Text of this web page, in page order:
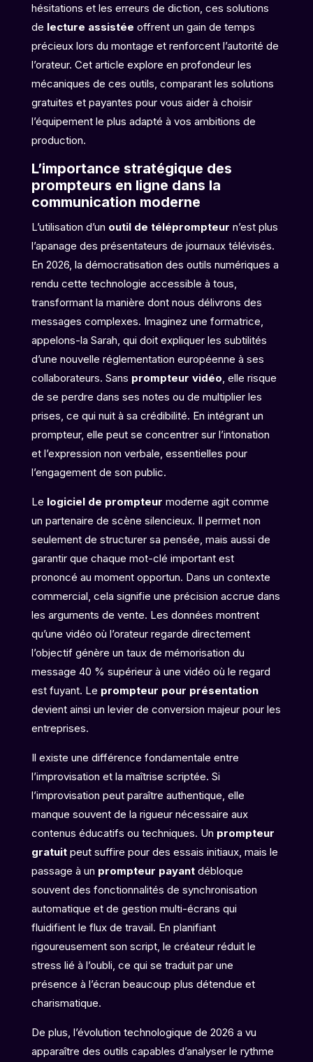
hésitations et les erreurs de diction, ces solutions
de lecture assistée offrent un gain de temps
précieux lors du montage et renforcent l’autorité de
l’orateur. Cet article explore en profondeur les
mécaniques de ces outils, comparant les solutions
gratuites et payantes pour vous aider à choisir
l’équipement le plus adapté à vos ambitions de
production.
L’importance stratégique des
prompteurs en ligne dans la
communication moderne
L’utilisation d’un outil de téléprompteur n’est plus
l’apanage des présentateurs de journaux télévisés.
En 2026, la démocratisation des outils numériques a
rendu cette technologie accessible à tous,
transformant la manière dont nous délivrons des
messages complexes. Imaginez une formatrice,
appelons-la Sarah, qui doit expliquer les subtilités
d’une nouvelle réglementation européenne à ses
collaborateurs. Sans prompteur vidéo , elle risque
de se perdre dans ses notes ou de multiplier les
prises, ce qui nuit à sa crédibilité. En intégrant un
prompteur, elle peut se concentrer sur l’intonation
et l’expression non verbale, essentielles pour
l’engagement de son public.
Le logiciel de prompteur moderne agit comme
un partenaire de scène silencieux. Il permet non
seulement de structurer sa pensée, mais aussi de
garantir que chaque mot-clé important est
prononcé au moment opportun. Dans un contexte
commercial, cela signifie une précision accrue dans
les arguments de vente. Les données montrent
qu’une vidéo où l’orateur regarde directement
l’objectif génère un taux de mémorisation du
message 40 % supérieur à une vidéo où le regard
est fuyant. Le prompteur pour présentation
devient ainsi un levier de conversion majeur pour les
entreprises.
Il existe une différence fondamentale entre
l’improvisation et la maîtrise scriptée. Si
l’improvisation peut paraître authentique, elle
manque souvent de la rigueur nécessaire aux
contenus éducatifs ou techniques. Un prompteur
gratuitpeut suffire pour des essais initiaux, mais le
passage à un prompteur payantdébloque
souvent des fonctionnalités de synchronisation
automatique et de gestion multi-écrans qui
fluidifient le flux de travail. En planifiant
rigoureusement son script, le créateur réduit le
stress lié à l’oubli, ce qui se traduit par une
présence à l’écran beaucoup plus détendue et
charismatique.
De plus, l’évolution technologique de 2026 a vu
apparaître des outils capables d’analyser le rythme